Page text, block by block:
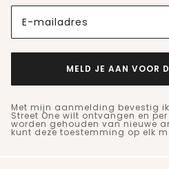
E-mailadres
MELD JE AAN VOOR
Met mijn aanmelding bevestig
Street One wilt ontvangen en
worden gehouden van nieuwe
kunt deze toestemming op elk